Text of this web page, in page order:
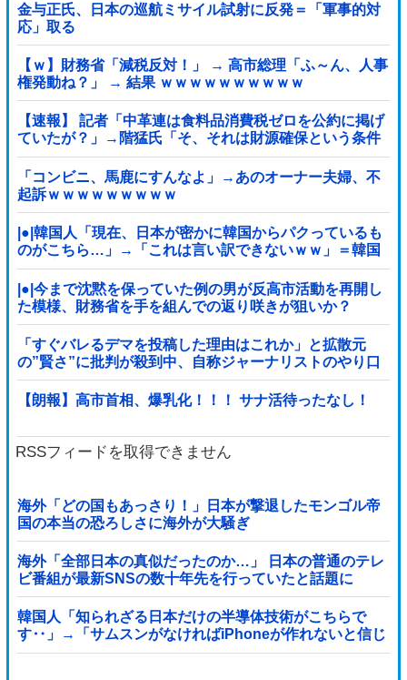
金与正氏、日本の巡航ミサイル試射に反発＝「軍事的対
応」取る
【ｗ】財務省「減税反対！」 → 高市総理「ふ～ん、人事
権発動ね？」 → 結果 ｗｗｗｗｗｗｗｗｗｗ
【速報】 記者「中革連は食料品消費税ゼロを公約に掲げ
ていたが？」→階猛氏「そ、それは財源確保という条件
付き」
「コンビニ、馬鹿にすんなよ」→あのオーナー夫婦、不
起訴ｗｗｗｗｗｗｗｗｗ
|●|韓国人「現在、日本が密かに韓国からパクっているも
のがこちら…」→「これは言い訳できないｗｗ」＝韓国
の反応
|●|今まで沈黙を保っていた例の男が反高市活動を再開し
た模様、財務省を手を組んでの返り咲きが狙いか？
「すぐバレるデマを投稿した理由はこれか」と拡散元
の”賢さ”に批判が殺到中、自称ジャーナリストのやり口
というのが……
【朗報】高市首相、爆乳化！！！ サナ活待ったなし！
RSSフィードを取得できません
海外「どの国もあっさり！」日本が撃退したモンゴル帝
国の本当の恐ろしさに海外が大騒ぎ
海外「全部日本の真似だったのか…」 日本の普通のテレ
ビ番組が最新SNSの数十年先を行っていたと話題に
韓国人「知られざる日本だけの半導体技術がこちらで
す‥」→「サムスンがなければiPhoneが作れないと信じ
ていたのに‥」